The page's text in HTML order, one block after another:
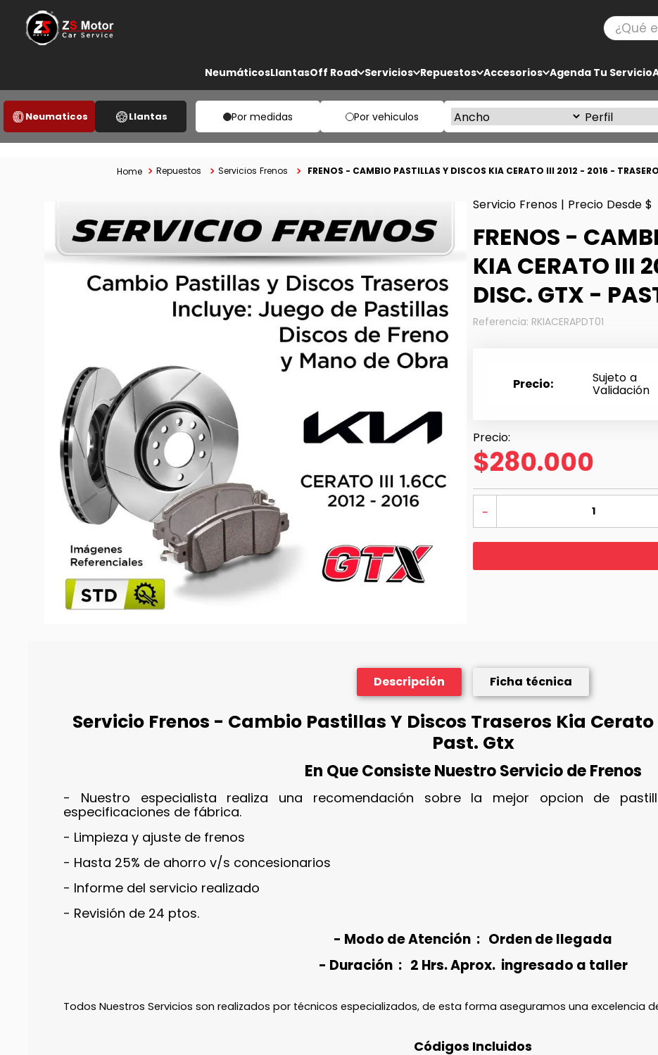
¿Qué
NeumáticosLlantasOff Road Servicios Repuestos Accesorios Agenda Tu Servicio
Neumaticos Llantas Por medidas Por vehiculos
Repuestos Servicios Frenos FRENOS - CAMBIO PASTILLAS Y DISCOS KIA CERATO III 2012 - 2016 -
Servicio Frenos | Precio Desde $
FRENOS -
KIA CERATO III
DISC. GTX -
Referencia: RKIACERAPDT01
Precio Sujeto a
Validación
$280.000
－
Descripción Ficha técnica
Servicio Frenos - Cambio Pastillas Y Discos Traseros Kia Cerato
Past. Gtx
En Que Consiste Nuestro Servicio de Frenos
- Nuestro especialista realiza una recomendación sobre la mejor opcion de
especificaciones de fábrica.
- Limpieza y ajuste de frenos
- Hasta 25% de ahorro v/s concesionarios
- Informe del servicio realizado
- Revisión de 24 ptos.
- Modo de Atención : Orden de llegada
- Duración : 2 Hrs. Aprox. ingresado a taller
Todos Nuestros Servicios son realizados por técnicos especializados, de esta forma aseguramos una excelencia
Códigos Incluidos
3.
235